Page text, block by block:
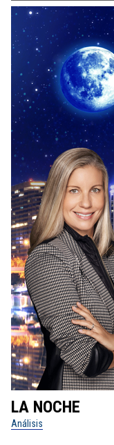
LA NOCHE
Análisis